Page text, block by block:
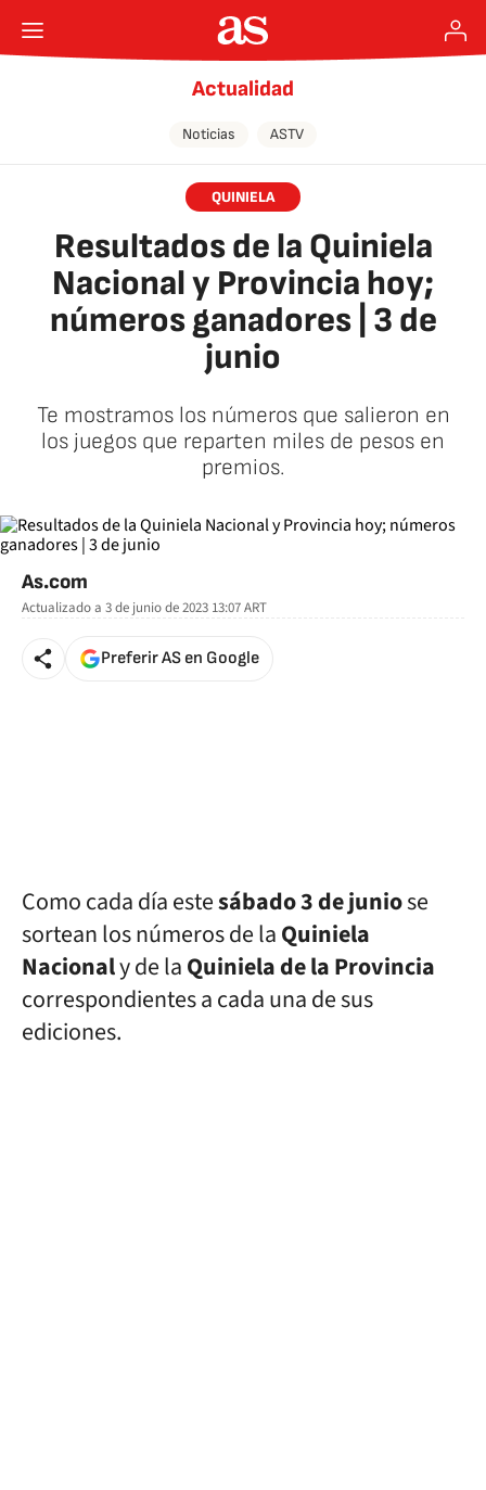
Actualidad
Noticias ASTV
QUINIELA
Resultados de la Quiniela
Nacional y Provincia hoy;
números ganadores | 3 de
junio
Te mostramos los números que salieron en
los juegos que reparten miles de pesos en
premios.
As.com
Actualizado a 3 de junio de 2023 13:07ART
Preferir AS en Google
Como cada día estesábado 3 de juniose
sortean los números de laQuiniela
Nacionaly de laQuiniela de la Provincia
correspondientes a cada una de sus
ediciones.